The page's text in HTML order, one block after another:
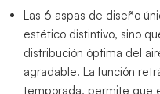
Las 6 aspas de diseño
estético distintivo, sino
distribución óptima del
agradable. La función
temporada, permite que